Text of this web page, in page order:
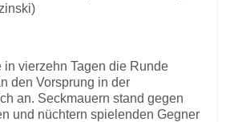
in vierzehn Tagen die Runde
den Vorsprung in der
an. Seckmauern stand gegen
und nüchtern spielenden Gegner